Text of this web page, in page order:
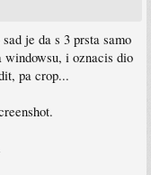
je da s 3 prsta samo
windowsu, i oznacis dio
pa crop...